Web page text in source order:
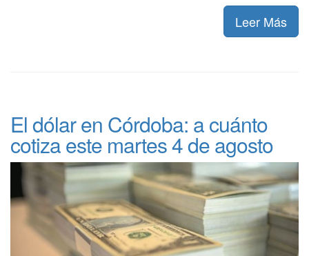
Leer Más
El dólar en Córdoba: a cuánto
cotiza este martes 4 de agosto